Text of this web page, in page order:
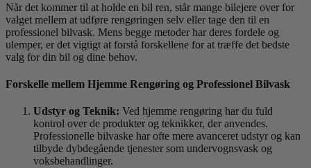
Når det kommer til at holde en bil ren, står mange bilejere over for
valget mellem at udføre rengøringen selv eller tage den til en
professionel bilvask. Mens begge metoder har deres fordele og
ulemper, er det vigtigt at forstå forskellene for at træffe det bedste
valg for din bil og dine behov.
Forskelle mellem Hjemme Rengøring og Professionel Bilvask
Udstyr og Teknik: Ved hjemme rengøring har du fuld
kontrol over de produkter og teknikker, der anvendes.
Professionelle bilvaske har ofte mere avanceret udstyr og kan
tilbyde dybdegående tjenester som undervognsvask og
voksbehandlinger.